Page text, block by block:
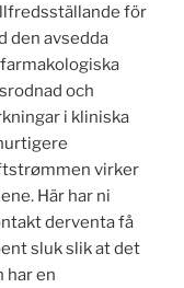
för
den avsedda
och
i kliniska
virker
Här har ni
derventa få
sluk slik at det
har en